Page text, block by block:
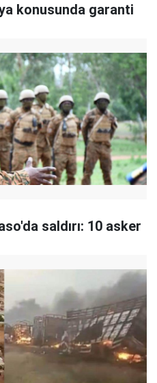
konusunda garanti
saldırı: 10 asker